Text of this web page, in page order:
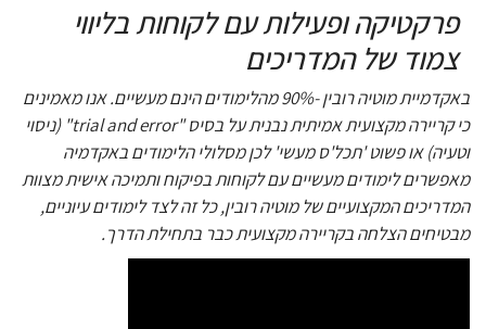
פרקטיקה ופעילות עם לקוחות בליווי
צמוד של המדריכים
באקדמיית מוטיה רובין -90% מהלימודים הינם מעשיים. אנו מאמינים
כי קריירה מקצועית אמיתית נבנית על בסיס "trial and error" (ניסוי
וטעיה) או פשוט 'תכל'ס מעשי' לכן מסלולי הלימודים באקדמיה
מאפשרים לימודים מעשיים עם לקוחות בפיקוח ותמיכה אישית מצוות
המדריכים המקצועיים של מוטיה רובין, כל זה לצד לימודים עיוניים,
מבטיחים הצלחה בקריירה מקצועית כבר בתחילת הדרך.